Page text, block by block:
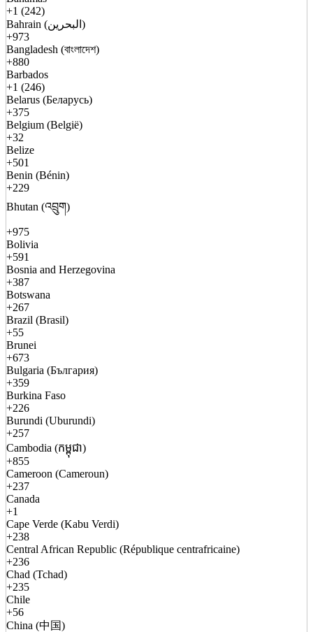
+1 (242)
Bahrain (البحرين)
+973
Bangladesh (বাংলাদেশ)
+880
Barbados
+1 (246)
Belarus (Беларусь)
+375
Belgium (België)
+32
Belize
+501
Benin (Bénin)
+229
Bhutan (འབྲུག)
+975
Bolivia
+591
Bosnia and Herzegovina
+387
Botswana
+267
Brazil (Brasil)
+55
Brunei
+673
Bulgaria (България)
+359
Burkina Faso
+226
Burundi (Uburundi)
+257
Cambodia (កម្ពុជា)
+855
Cameroon (Cameroun)
+237
Canada
+1
Cape Verde (Kabu Verdi)
+238
Central African Republic (République centrafricaine)
+236
Chad (Tchad)
+235
Chile
+56
China (中国)